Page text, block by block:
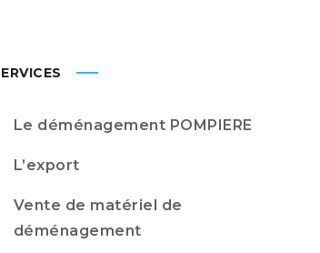
Le déménagement POMPIERE
L’export
Vente de matériel de
déménagement